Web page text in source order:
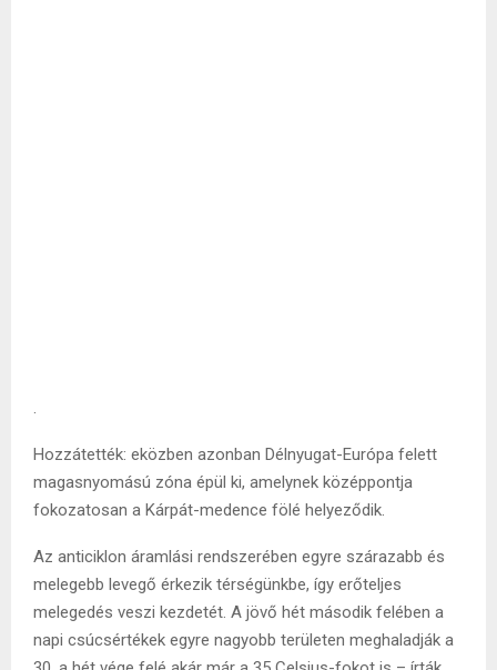
.
Hozzátették: eközben azonban Délnyugat-Európa felett
magasnyomású zóna épül ki, amelynek középpontja
fokozatosan a Kárpát-medence fölé helyeződik.
Az anticiklon áramlási rendszerében egyre szárazabb és
melegebb levegő érkezik térségünkbe, így erőteljes
melegedés veszi kezdetét. A jövő hét második felében a
napi csúcsértékek egyre nagyobb területen meghaladják a